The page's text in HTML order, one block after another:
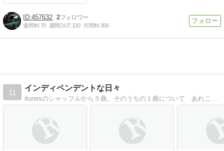
457632 2
週間IN:70 週間OUT:130 月間IN:300
11
インディペンデントな日々